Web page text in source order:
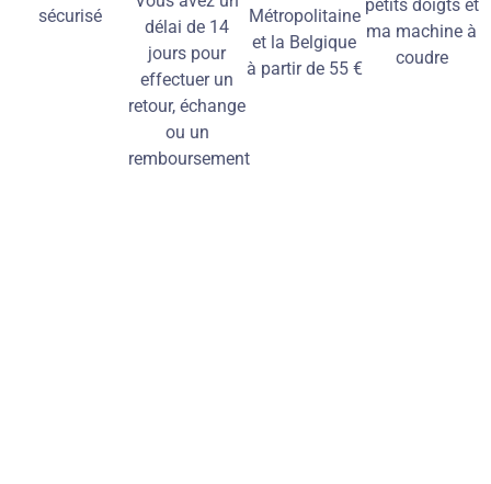
sécurisé
délai de 14
jours pour
effectuer un
retour, échange
ou un
remboursement
Métropolitaine
et la Belgique
à partir de 55 €
petits doigts et
ma machine à
coudre